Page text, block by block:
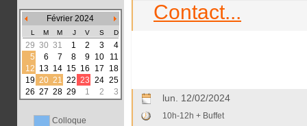
Février 2024
L M M J V S D
29 30 31 1 2 3
4
5
6 7 8 9 10
11
12 13 14 15 16 17
18
19 20 21 22 23 24 25
26 27 28 29 1 2 3
Colloque
Contact...
lun. 12/02/2024
10h-12h + Buffet